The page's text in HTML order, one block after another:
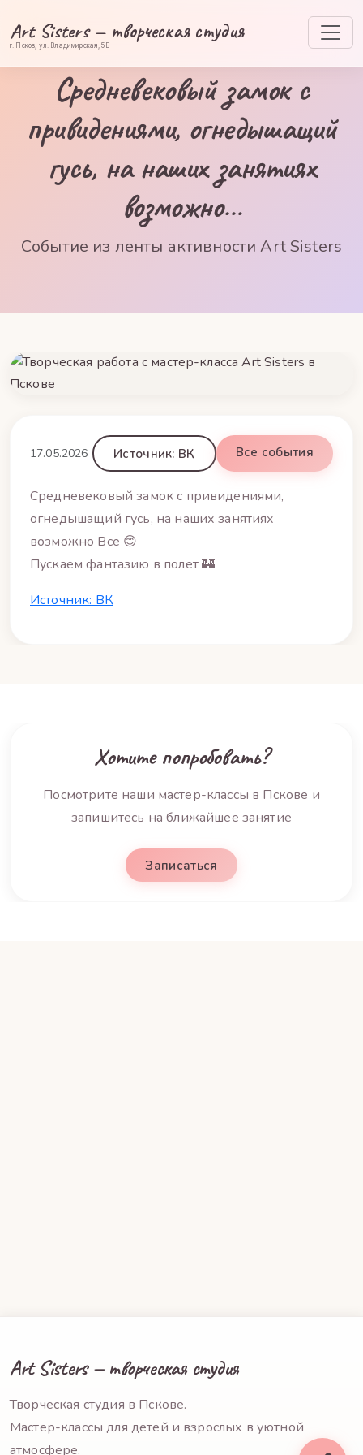
Art Sisters — творческая студия
г. Псков, ул. Владимирская, 5Б
Средневековый замок с
привидениями, огнедышащий
гусь, на наших занятиях
возможно…
Событие из ленты активности Art Sisters
17.05.2026 Источник: ВК Все события
Средневековый замок с привидениями,
огнедышащий гусь, на наших занятиях
возможно Все 😊
Пускаем фантазию в полет 🏰
Источник: ВК
Хотите попробовать?
Посмотрите наши мастер-классы в Пскове и
запишитесь на ближайшее занятие
Записаться
Art Sisters — творческая студия
Творческая студия в Пскове.
Мастер-классы для детей и взрослых в уютной
атмосфере.